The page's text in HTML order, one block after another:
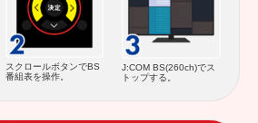
スクロールボタンでBS
番組表を操作。
J:COM BS(260ch)でス
トップする。